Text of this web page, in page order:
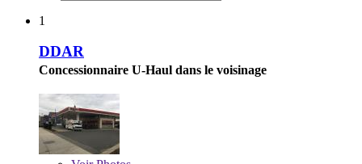
1
DDAR
Concessionnaire U-Haul dans le voisinage